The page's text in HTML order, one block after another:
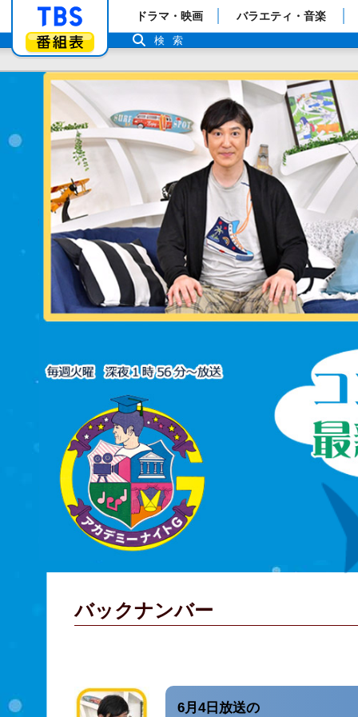
「TBSテレビ」トップページ
番組表
ドラマ・映画 バラエティ・音楽
検索
バックナンバー
6月4日放送の